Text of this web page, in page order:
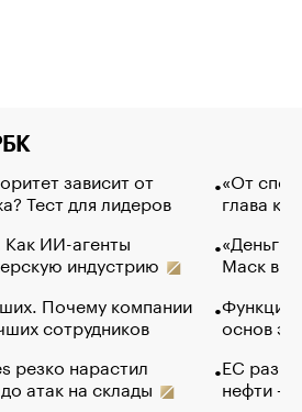
зависит от
Тест для лидеров
ИИ-агенты
индустрию
Почему компании
сотрудников
резко нарастил
атак на склады
«От
глава
«Деньги
Маск в
Функции
основ
ЕС
нефти —